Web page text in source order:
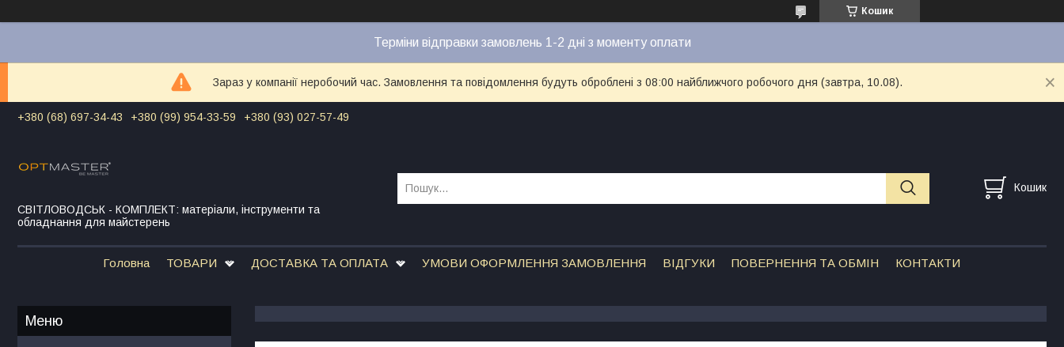
Кошик
Терміни відправки замовлень 1-2 дні з моменту оплати
Зараз у компанії неробочий час. Замовлення та повідомлення будуть оброблені з 08:00 найближчого робочого дня (завтра, 10.08).
+380 (68) 697-34-43 +380 (99) 954-33-59 +380 (93) 027-57-49
СВІТЛОВОДСЬК - КОМПЛЕКТ: матеріали, інструменти та
обладнання для майстерень
Кошик
Головна ТОВАРИ ДОСТАВКА ТА ОПЛАТА УМОВИ ОФОРМЛЕННЯ ЗАМОВЛЕННЯ ВІДГУКИ ПОВЕРНЕННЯ ТА ОБМІН КОНТАКТИ